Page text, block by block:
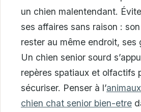
un chien malentendant.
ses affaires sans raison :
rester au même endroit, ses
Un chien senior sourd
repères spatiaux et olfactifs
sécuriser. Penser à l’
chien chat senior bien-etre